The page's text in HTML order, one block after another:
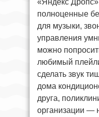
полноценные
для музыки,
управления
можно
любимый
сделать звук
дома
друга,
организации —